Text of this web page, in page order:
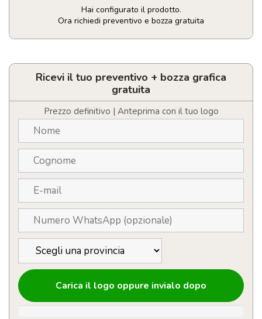
Hai configurato il prodotto.
Ora richiedi preventivo e bozza gratuita
Tazza
vetro
sublimatica
personalizzata
con
LOGO
quantità
Ricevi il tuo preventivo + bozza grafica
gratuita
Prezzo definitivo | Anteprima con il tuo logo
Carica il logo oppure invialo dopo